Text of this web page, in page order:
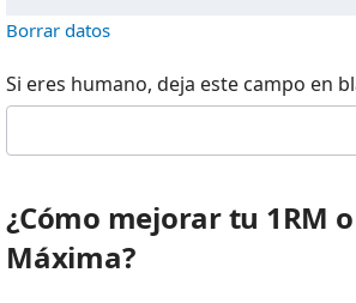
Borrar datos
Si eres humano, deja este campo en
¿Cómo mejorar tu 1RM
Máxima?